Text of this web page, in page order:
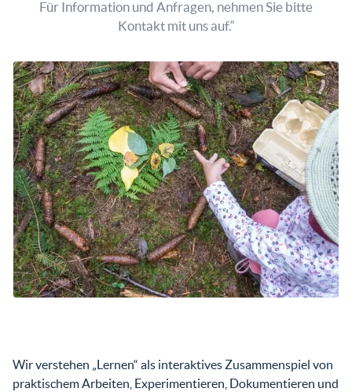
Für Information und Anfragen, nehmen Sie bitte
Kontakt mit uns auf.“
Wir verstehen „Lernen“ als interaktives Zusammenspiel von
praktischem Arbeiten, Experimentieren, Dokumentieren und